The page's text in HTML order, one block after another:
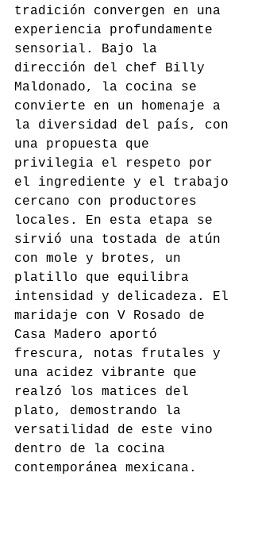
tradición convergen en una
experiencia profundamente
sensorial. Bajo la
dirección del chef Billy
Maldonado, la cocina se
convierte en un homenaje a
la diversidad del país, con
una propuesta que
privilegia el respeto por
el ingrediente y el trabajo
cercano con productores
locales. En esta etapa se
sirvió una tostada de atún
con mole y brotes, un
platillo que equilibra
intensidad y delicadeza. El
maridaje con V Rosado de
Casa Madero aportó
frescura, notas frutales y
una acidez vibrante que
realzó los matices del
plato, demostrando la
versatilidad de este vino
dentro de la cocina
contemporánea mexicana.